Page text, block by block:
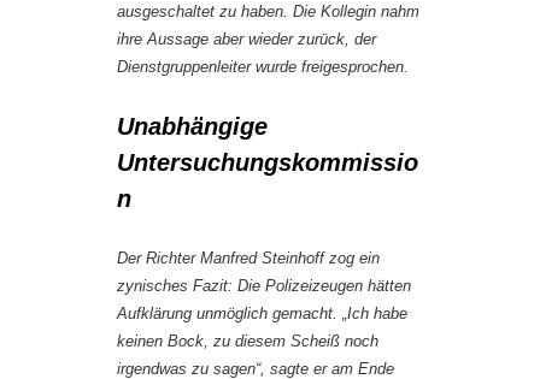
ausgeschaltet zu haben. Die Kollegin nahm
ihre Aussage aber wieder zurück, der
Dienstgruppenleiter wurde freigesprochen.
Unabhängige
Untersuchungskommissio
n
Der Richter Manfred Steinhoff zog ein
zynisches Fazit: Die Polizeizeugen hätten
Aufklärung unmöglich gemacht. „Ich habe
keinen Bock, zu diesem Scheiß noch
irgendwas zu sagen“, sagte er am Ende